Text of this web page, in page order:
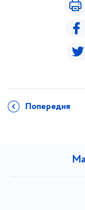
Попередня